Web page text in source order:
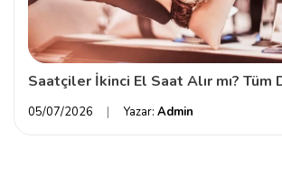
Saatçiler İkinci El Saat Alır mı? Tüm
05/07/2026 Yazar: Admin